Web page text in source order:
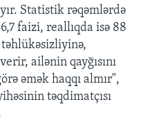
Statistik rəqəmlərdə
faizi, reallıqda isə 88
ailənin qayğısını
əmək haqqı almır",
təqdimatçısı